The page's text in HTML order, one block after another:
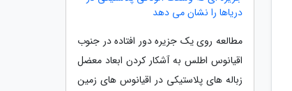
دریاها را نشان می دهد
مطالعه روی یک جزیره دور افتاده در جنوب
اقیانوس اطلس به آشکار کردن ابعاد معضل
زباله های پلاستیکی در اقیانوس های زمین